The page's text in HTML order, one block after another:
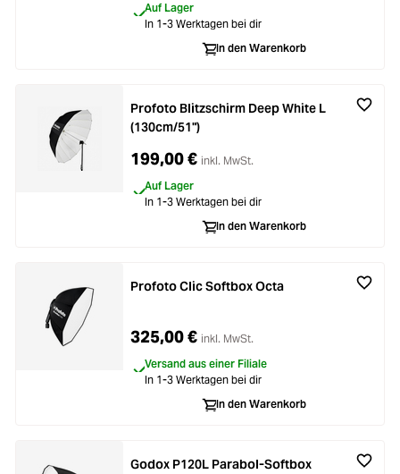
Auf Lager
In 1-3 Werktagen bei dir
In den Warenkorb
Profoto Blitzschirm Deep White L
(130cm/51")
199,00 € inkl. MwSt.
Auf Lager
In 1-3 Werktagen bei dir
In den Warenkorb
Profoto Clic Softbox Octa
325,00 € inkl. MwSt.
Versand aus einer Filiale
In 1-3 Werktagen bei dir
In den Warenkorb
Godox P120L Parabol-Softbox